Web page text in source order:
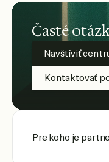
Časté
Navštíviť
Kontaktovať
Pre koho je